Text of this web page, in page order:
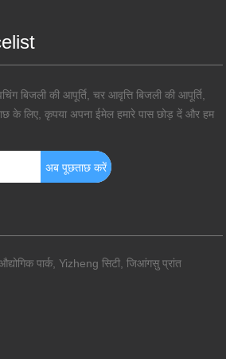
बिजली की आपूर्ति, चर आवृत्ति बिजली की आपूर्ति,
के लिए, कृपया अपना ईमेल हमारे पास छोड़ दें और हम
पार्क, Yizheng सिटी, जिआंगसु प्रांत